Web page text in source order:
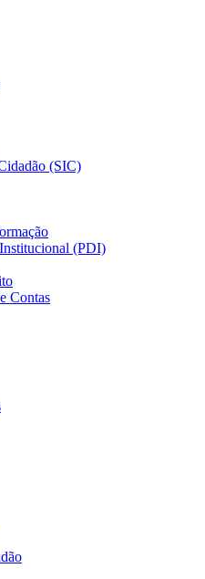
(SIC)
(PDI)
Contas